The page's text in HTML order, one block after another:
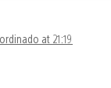
at 21:19